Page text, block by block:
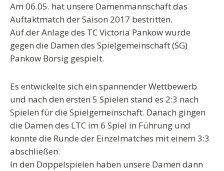
Am 06.05. hat unsere Damenmannschaft das
Auftaktmatch der Saison 2017 bestritten.
Auf der Anlage des TC Victoria Pankow wurde
gegen die Damen des Spielgemeinschaft (SG)
Pankow Borsig gespielt.
Es entwickelte sich ein spannender Wettbewerb
und nach den ersten 5 Spielen stand es 2:3 nach
Spielen für die Spielgemeinschaft. Danach gingen
die Damen des LTC im 6 Spiel in Führung und
konnte die Runde der Einzelmatches mit einem 3:3
abschließen.
In den Doppelspielen haben unsere Damen dann